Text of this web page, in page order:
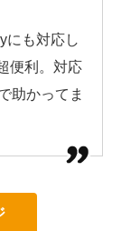
にも対応し
便利。対応
助かってま